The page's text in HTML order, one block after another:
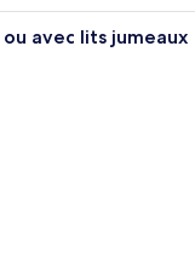
chambre d’hôtel avec
avec lits jumeaux